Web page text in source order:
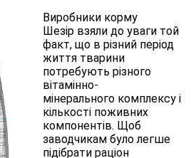
Виробники корму
Шезір взяли до уваги той
факт, що в різний період
життя тварини
потребують різного
вітамінно-
мінерального комплексу і
кількості поживних
компонентів. Щоб
заводчикам було легше
підібрати раціон